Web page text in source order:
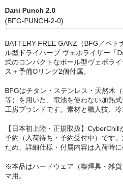
BFGセット（一式）
BFGパーツ
業務用補充オーダー
入荷予定 / 最新情報
シーシャ
Dani Punch 2.0
(BFG-PUNCH-2-0)
BATTERY FREE GANZ（BFG／ベト
ル型ドライハーブ ヴェポライザー「
式のコンパクトなボール型ヴェポラ
ス＋予備Oリング2個付属。
BFGはチタン・ステンレス・天然木
等）を用いた、電池を使わない加熱
工房ブランドです。素材と職人技、
【日本初上陸・正規取扱】
予約（入荷待ち・予約受付中）です
ため、詳細仕様・付属内容は入荷時に
※本品はハードウェア（喫煙具・雑
マ用。